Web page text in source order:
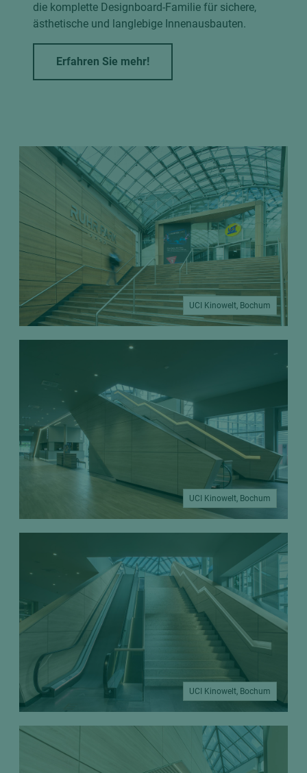
die komplette Designboard-Familie für sichere,
ästhetische und langlebige Innenausbauten.
Erfahren Sie mehr!
UCI Kinowelt, Bochum
UCI Kinowelt, Bochum
UCI Kinowelt, Bochum